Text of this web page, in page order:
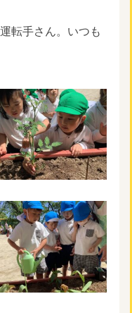
転手さん。いつも